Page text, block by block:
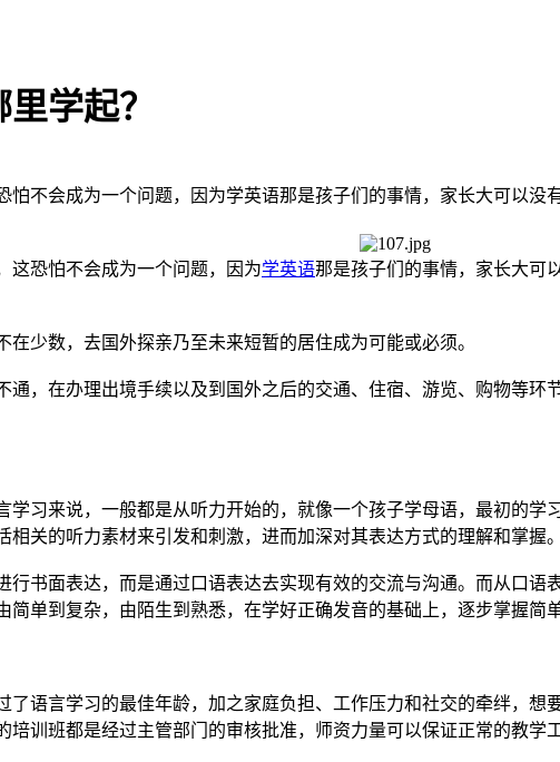
学起？
怕不会成为一个问题，因为学英语那是孩子们的事情，家长大可以
这恐怕不会成为一个问题，因为学英语那是孩子们的事情，家长大可
少数，去国外探亲乃至未来短暂的居住成为可能或必须。
通，在办理出境手续以及到国外之后的交通、住宿、游览、购物等
学习来说，一般都是从听力开始的，就像一个孩子学母语，最初的
关的听力素材来引发和刺激，进而加深对其表达方式的理解和掌握。
行书面表达，而是通过口语表达去实现有效的交流与沟通。而从口
单到复杂，由陌生到熟悉，在学好正确发音的基础上，逐步掌握简
了语言学习的最佳年龄，加之家庭负担、工作压力和社交的牵绊，想
训班都是经过主管部门的审核批准，师资力量可以保证正常的教学